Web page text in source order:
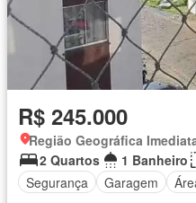
R$ 245.000
Região Geográfica
2 Quartos
1 Banheiro
Segurança
Garagem